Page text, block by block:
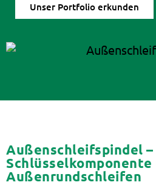
Unser Portfolio erkunden
Außenschleifspindel –
Außenrundschleifen